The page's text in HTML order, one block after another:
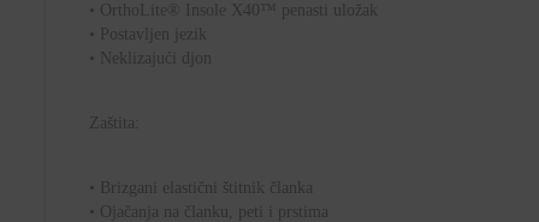
• OrthoLite® Insole X40™ penasti uložak
• Postavljen jezik
• Neklizajući djon
Zaštita:
• Brizgani elastični štitnik članka
• Ojačanja na članku, peti i prstima